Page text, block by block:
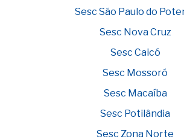
Sesc São Paulo do
Sesc Nova Cruz
Sesc Caicó
Sesc Mossoró
Sesc Macaíba
Sesc Potilândia
Sesc Zona Norte